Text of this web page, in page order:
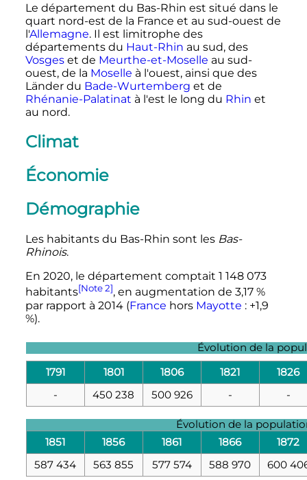
Le département du Bas-Rhin est situé dans le
quart nord-est de la France et au sud-ouest de
l'Allemagne. Il est limitrophe des
départements du Haut-Rhin au sud, des
Vosgeset de Meurthe-et-Moselle au sud-
ouest, de la Moselle à l'ouest, ainsi que des
Länder du Bade-Wurtemberg et de
Rhénanie-Palatinat à l'est le long du Rhin et
au nord.
Climat
Économie
Démographie
Les habitants du Bas-Rhin sont les Bas-
Rhinois.
En 2020, le département comptait 1 148 073
habitants[Note 2], en augmentation de 3,17 %
par rapport à 2014 (France hors Mayotte : +1,9
%).
Évolution de la
1791
1801 1806 1821
1826
-
450 238 500 926 - -
Évolution de la
1851
1856 1861 1866
1872
587 434
563 855 577 574 588 970 600